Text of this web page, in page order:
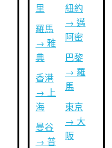
里
羅馬
→ 雅
典
香港
→ 上
海
曼谷
→ 普
紐約
→ 邁
阿密
巴黎
→ 羅
馬
東京
→ 大
阪